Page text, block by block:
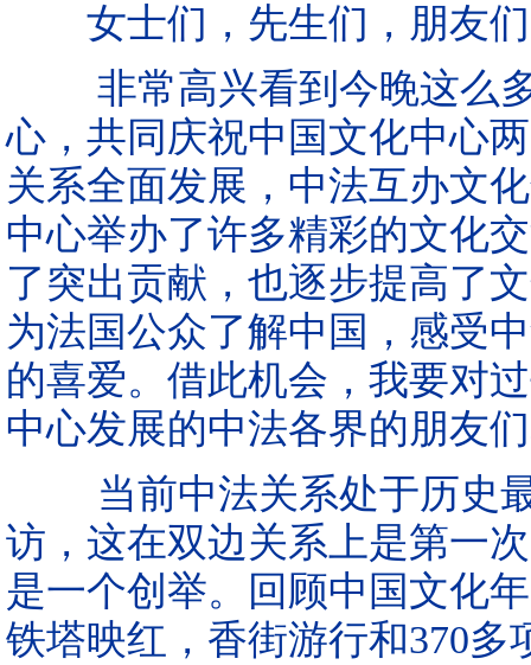
女士们，先生们，朋友
非常高兴看到今晚这么多
心，共同庆祝中国文化中心
关系全面发展，中法互办文
中心举办了许多精彩的文化
了突出贡献，也逐步提高了
为法国公众了解中国，感受
的喜爱。借此机会，我要对
中心发展的中法各界的朋友
当前中法关系处于历史最
访，这在双边关系上是第一
是一个创举。回顾中国文化
铁塔映红，香街游行和370